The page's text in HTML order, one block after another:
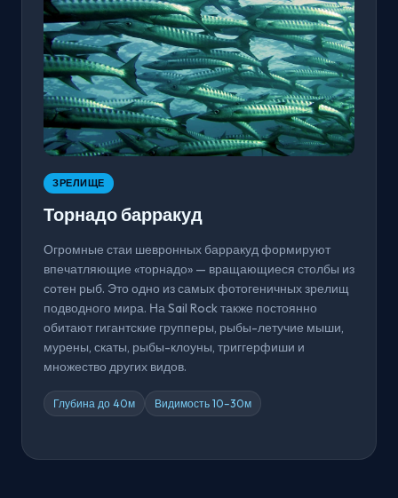
ЗРЕЛИЩЕ
Торнадо барракуд
Огромные стаи шевронных барракуд формируют
впечатляющие «торнадо» — вращающиеся столбы из
сотен рыб. Это одно из самых фотогеничных зрелищ
подводного мира. На Sail Rock также постоянно
обитают гигантские групперы, рыбы-летучие мыши,
мурены, скаты, рыбы-клоуны, триггерфиши и
множество других видов.
Глубина до 40м Видимость 10–30м